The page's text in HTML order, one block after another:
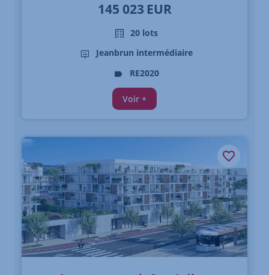
145 023 EUR
20 lots
Jeanbrun intermédiaire
RE2020
Voir +